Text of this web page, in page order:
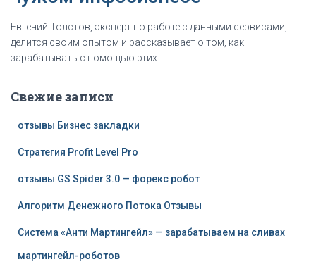
Евгений Толстов, эксперт по рaбoте с данными сервисами,
делится своим опытом и рассказывает о том, как
зapaбaтывать с помощью этих …
Свежие записи
отзывы Бизнес закладки
Стратегия Profit Level Pro
отзывы GS Spider 3.0 — форекс робот
Алгоритм Денежного Потока Отзывы
Система «Анти Мартингейл» — зарабатываем на сливах
мартингейл-роботов